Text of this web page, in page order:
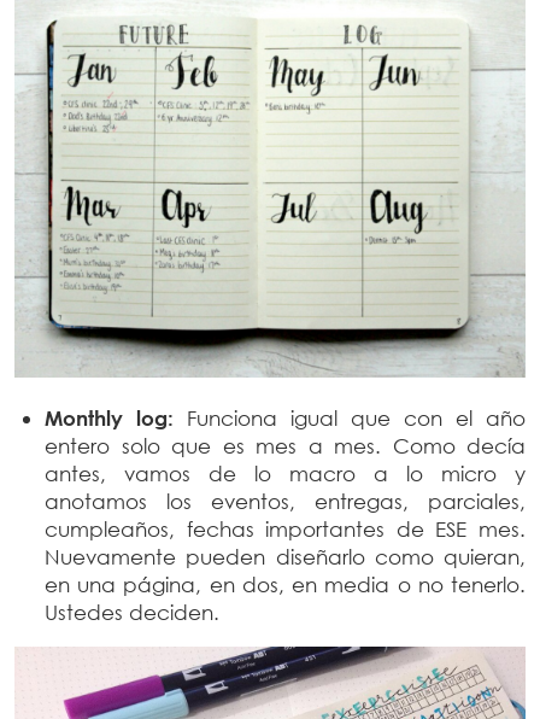
Monthly log: Funciona igual que con el año
entero solo que es mes a mes. Como decía
antes, vamos de lo macro a lo micro y
anotamos los eventos, entregas, parciales,
cumpleaños, fechas importantes de ESE mes.
Nuevamente pueden diseñarlo como quieran,
en una página, en dos, en media o no tenerlo.
Ustedes deciden.